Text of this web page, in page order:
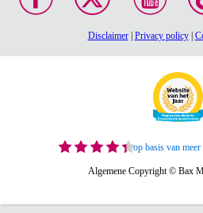
Disclaimer| Privacy policy|
op basis van
Algemene Copyright © Bax